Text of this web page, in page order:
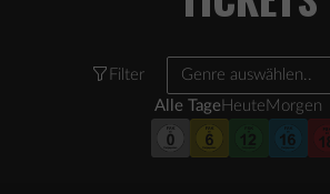
Filter
Genre auswählen..
Alle Tage Heute Morgen